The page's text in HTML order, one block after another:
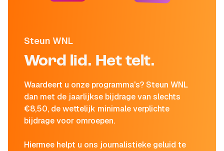
Steun WNL
Word lid. Het telt.
Waardeert u onze programma's? Steun WNL
dan met de jaarlijkse bijdrage van slechts
€8,50, de wettelijk minimale verplichte
bijdrage voor omroepen.
Hiermee helpt u ons journalistieke geluid te